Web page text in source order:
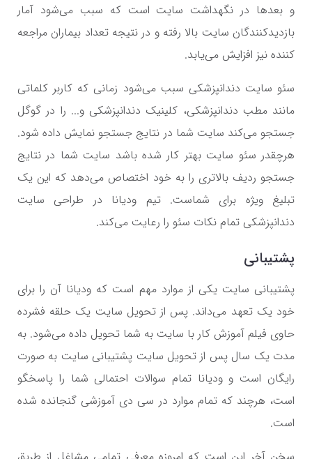
و بعدها در نگهداشت سایت است که سبب می‌شود آمار
بازدیدکنندگان سایت بالا رفته و در نتیجه تعداد بیماران مراجعه
کننده نیز افزایش می‌یابد.
سئو سایت دندانپزشکی سبب می‌شود زمانی که کاربر کلماتی
مانند مطب دندانپزشکی، کلینیک دندانپزشکی و... را در گوگل
جستجو می‌کند سایت شما در نتایج جستجو نمایش داده شود.
هرچقدر سئو سایت بهتر کار شده باشد سایت شما در نتایج
جستجو ردیف بالاتری را به خود اختصاص می‌دهد که این یک
تبلیغ ویژه برای شماست. تیم ودیانا در طراحی سایت
دندانپزشکی تمام نکات سئو را رعایت می‌کند.
پشتیبانی
پشتیبانی سایت یکی از موارد مهم است که ودیانا آن را برای
خود یک تعهد می‌داند. پس از تحویل سایت یک حلقه فشرده
حاوی فیلم آموزش کار با سایت به شما تحویل داده می‌شود. به
مدت یک سال پس از تحویل سایت پشتیبانی سایت به صورت
رایگان است و ودیانا تمام سوالات احتمالی شما را پاسخگو
است، هرچند که تمام موارد در سی دی آموزشی گنجانده شده
است.